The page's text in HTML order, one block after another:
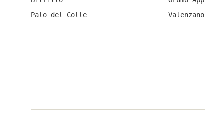
Palo del Colle
Valenzano